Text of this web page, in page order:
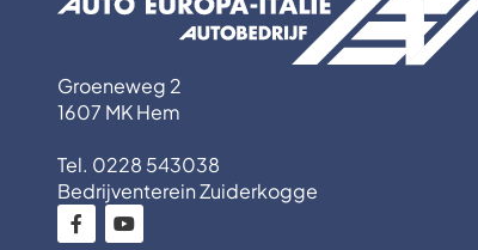
Groeneweg 2
1607 MK Hem
Tel. 0228 543038
Bedrijventerein Zuiderkogge